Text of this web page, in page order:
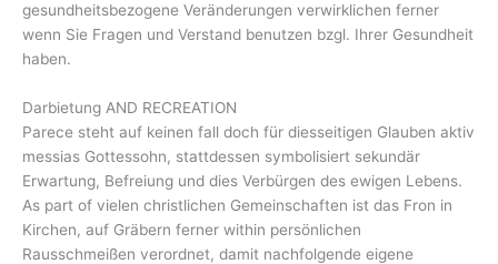
gesundheitsbezogene Veränderungen verwirklichen ferner
wenn Sie Fragen und Verstand benutzen bzgl. Ihrer Gesundheit
haben.
Darbietung AND RECREATION
Parece steht auf keinen fall doch für diesseitigen Glauben aktiv
messias ‌Gottessohn, stattdessen symbolisiert sekundär
Erwartung, ‍Befreiung ⁣und dies Verbürgen des ewigen Lebens.
⁣As part of vielen christlichen Gemeinschaften​ ist das Fron in
‌Kirchen, auf Gräbern ferner within persönlichen
Rausschmeißen ⁤verordnet, damit ⁢nachfolgende eigene‌